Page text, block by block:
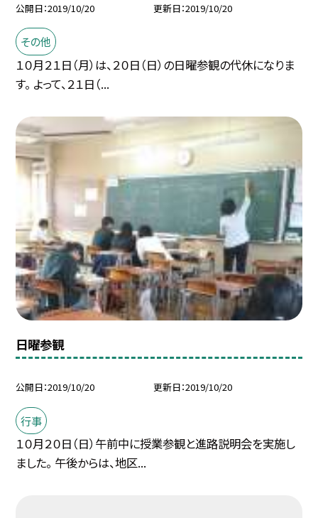
公開日 2019/10/20 更新日 2019/10/20
その他
１０月２１日（月）は、２０日（日）の日曜参観の代休になりま
す。 よって、２１日（...
日曜参観
公開日 2019/10/20 更新日 2019/10/20
行事
１０月２０日（日）午前中に授業参観と進路説明会を実施し
ました。 午後からは、地区...